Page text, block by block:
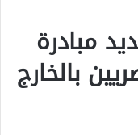
مبادرة
بالخارج